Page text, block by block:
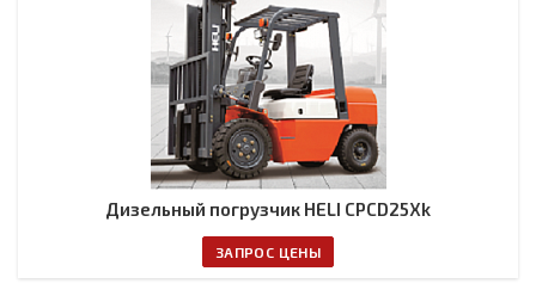
Дизельный погрузчик HELI CPCD25Xk
ЗАПРОС ЦЕНЫ